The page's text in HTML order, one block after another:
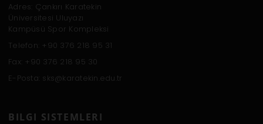
Adres: Çankırı Karatekin
Üniversitesi Uluyazı
Kampüsü Spor Kompleksi
Telefon: +90 376 218 95 31
Fax: +90 376 218 95 30
E-Posta: sks@karatekin.edu.tr
BILGI SISTEMLERI